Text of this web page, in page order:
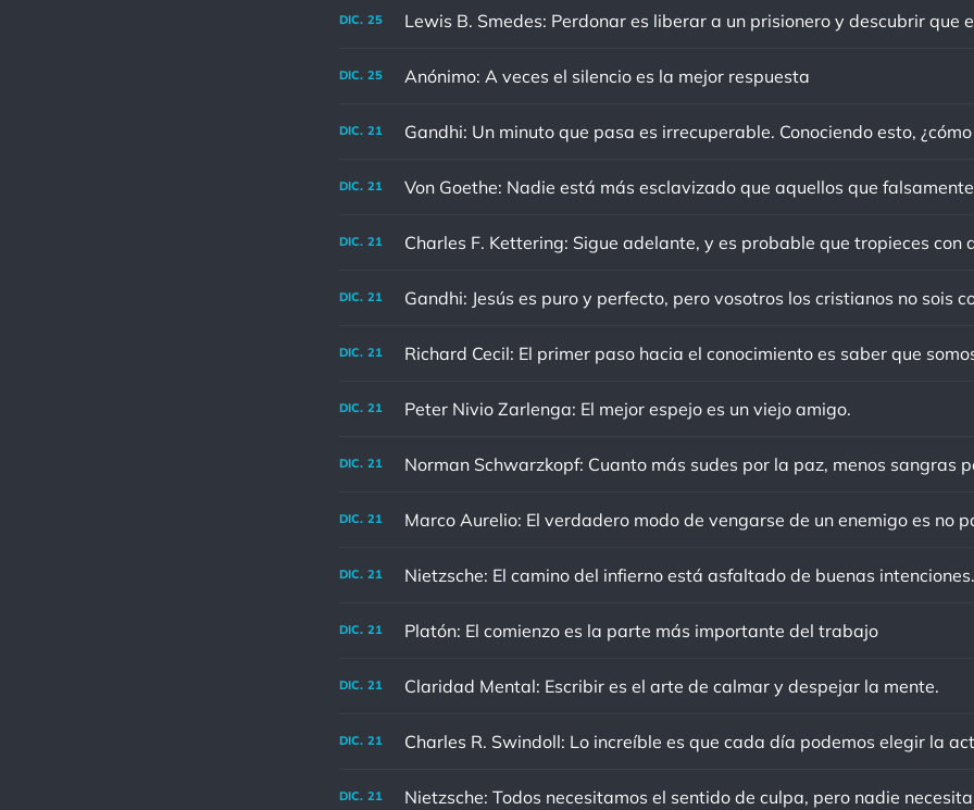
DIC. 25
DIC. 25 Anónimo: A veces el silencio es la mejor respuesta
DIC. 21
DIC. 21
DIC. 21
DIC. 21 Gandhi: Jesús es puro y perfecto, pero vosotros los cristianos no sois
DIC. 21
DIC. 21 Peter Nivio Zarlenga: El mejor espejo es un viejo amigo.
DIC. 21
DIC. 21
DIC. 21 Nietzsche: El camino del infierno está asfaltado de buenas intenciones.
DIC. 21 Platón: El comienzo es la parte más importante del trabajo
DIC. 21 Claridad Mental: Escribir es el arte de calmar y despejar la mente.
DIC. 21
DIC. 21